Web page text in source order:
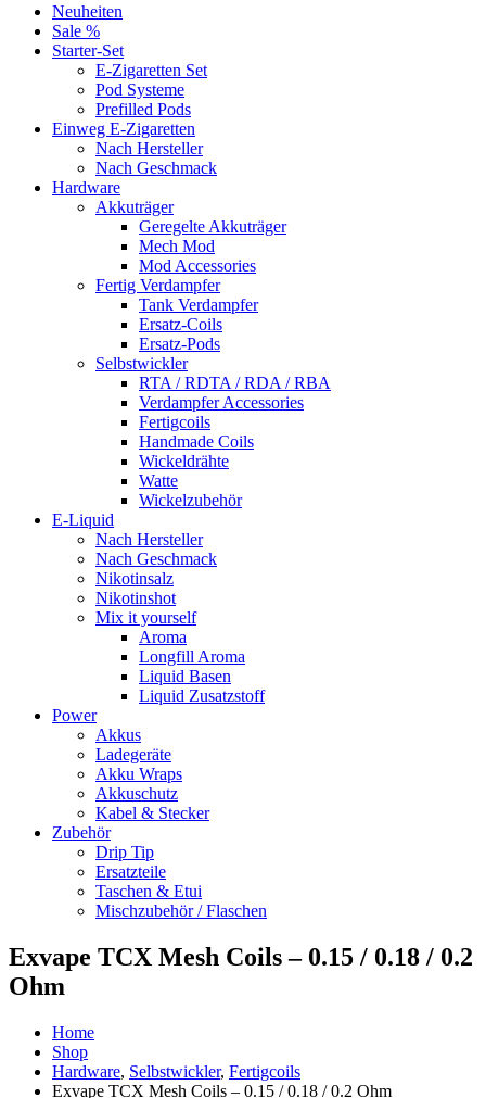
Neuheiten
Sale %
Starter-Set
E-Zigaretten Set
Pod Systeme
Prefilled Pods
Einweg E-Zigaretten
Nach Hersteller
Nach Geschmack
Hardware
Akkuträger
Geregelte Akkuträger
Mech Mod
Mod Accessories
Fertig Verdampfer
Tank Verdampfer
Ersatz-Coils
Ersatz-Pods
Selbstwickler
RTA / RDTA / RDA / RBA
Verdampfer Accessories
Fertigcoils
Handmade Coils
Wickeldrähte
Watte
Wickelzubehör
E-Liquid
Nach Hersteller
Nach Geschmack
Nikotinsalz
Nikotinshot
Mix it yourself
Aroma
Longfill Aroma
Liquid Basen
Liquid Zusatzstoff
Power
Akkus
Ladegeräte
Akku Wraps
Akkuschutz
Kabel & Stecker
Zubehör
Drip Tip
Ersatzteile
Taschen & Etui
Mischzubehör / Flaschen
Exvape TCX Mesh Coils – 0.15 / 0.18 / 0.2
Ohm
Home
Shop
Hardware, Selbstwickler, Fertigcoils
Exvape TCX Mesh Coils – 0.15 / 0.18 / 0.2 Ohm